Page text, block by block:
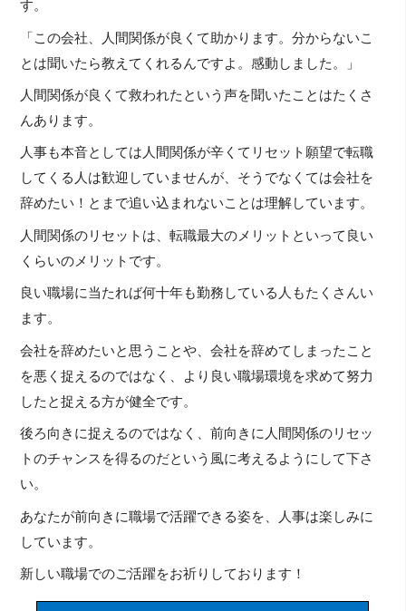
す。
「この会社、人間関係が良くて助かります。分からないこ
とは聞いたら教えてくれるんですよ。感動しました。」
人間関係が良くて救われたという声を聞いたことはたくさ
んあります。
人事も本音としては人間関係が辛くてリセット願望で転職
してくる人は歓迎していませんが、そうでなくては会社を
辞めたい！とまで追い込まれないことは理解しています。
人間関係のリセットは、転職最大のメリットといって良い
くらいのメリットです。
良い職場に当たれば何十年も勤務している人もたくさんい
ます。
会社を辞めたいと思うことや、会社を辞めてしまったこと
を悪く捉えるのではなく、より良い職場環境を求めて努力
したと捉える方が健全です。
後ろ向きに捉えるのではなく、前向きに人間関係のリセッ
トのチャンスを得るのだという風に考えるようにして下さ
い。
あなたが前向きに職場で活躍できる姿を、人事は楽しみに
しています。
新しい職場でのご活躍をお祈りしております！